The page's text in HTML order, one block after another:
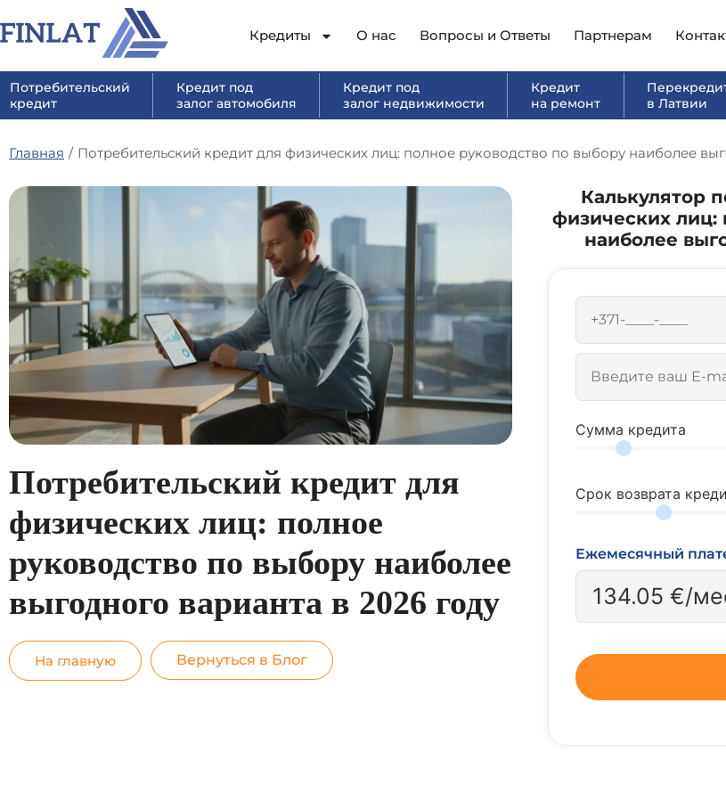
Кредиты О нас Вопросы и Ответы Партнерам
Потребительский
кредит
Кредит под
залог автомобиля
Кредит под
залог недвижимости
Кредит
на ремонт
в Латвии
Главная / Потребительский кредит для физических лиц: полное руководство по выбору наиболее
Потребительский кредит для
физических лиц: полное
руководство по выбору наиболее
выгодного варианта в 2026 году
На главную Вернуться в Блог
Калькулятор
физических лиц:
наиболее
Сумма кредита
Срок возврата
Ежемесячный
134.05 €/